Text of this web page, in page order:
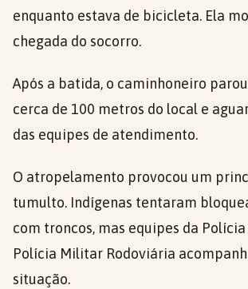
enquanto estava de bicicleta. Ela
chegada do socorro.
Após a batida, o caminhoneiro
cerca de 100 metros do local e
das equipes de atendimento.
O atropelamento provocou um
tumulto. Indígenas tentaram
com troncos, mas equipes da
Polícia Militar Rodoviária
situação.